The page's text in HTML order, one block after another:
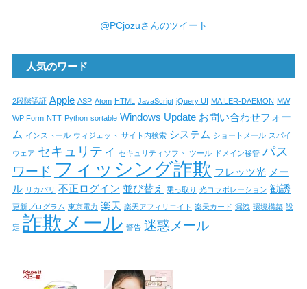
@PCjozuさんのツイート
人気のワード
2段階認証 Apple ASP Atom HTML JavaScript jQuery UI MAILER-DAEMON MW
WP Form NTT Python sortable Windows Update お問い合わせフォー
ム インストール ウィジェット サイト内検索 システム ショートメール スパイ
ウェア セキュリティ セキュリティソフト ツール ドメイン移管 パス
ワード フィッシング詐欺 フレッツ光 メー
ル リカバリ 不正ログイン 並び替え 乗っ取り 光コラボレーション 勧誘
更新プログラム 東京電力 楽天 楽天アフィリエイト 楽天カード 漏洩 環境構築 設
定 詐欺メール 警告 迷惑メール